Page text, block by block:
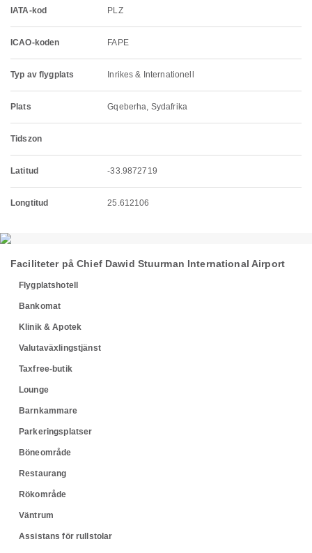
IATA-kod PLZ
ICAO-koden FAPE
Typ av flygplats Inrikes & Internationell
Plats Gqeberha, Sydafrika
Tidszon
Latitud -33.9872719
Longtitud 25.612106
Faciliteter på Chief Dawid Stuurman International Airport
Flygplatshotell
Bankomat
Klinik & Apotek
Valutaväxlingstjänst
Taxfree-butik
Lounge
Barnkammare
Parkeringsplatser
Böneområde
Restaurang
Rökområde
Väntrum
Assistans för rullstolar